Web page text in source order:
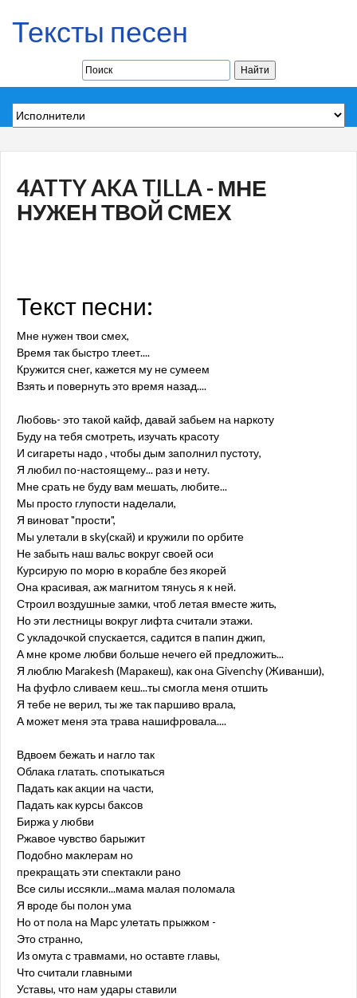
Тексты песен
4ATTY AKA TILLA - МНЕ
НУЖЕН ТВОЙ СМЕХ
Текст песни:
Мне нужен твои смех,
Время так быстро тлеет....
Кружится снег, кажется му не сумеем
Взять и повернуть это время назад....
Любовь- это такой кайф, давай забьем на наркоту
Буду на тебя смотреть, изучать красоту
И сигареты надо , чтобы дым заполнил пустоту,
Я любил по-настоящему... раз и нету.
Мне срать не буду вам мешать, любите...
Мы просто глупости наделали,
Я виноват "прости",
Мы улетали в sky(скай) и кружили по орбите
Не забыть наш вальс вокруг своей оси
Курсирую по морю в корабле без якорей
Она красивая, аж магнитом тянусь я к ней.
Строил воздушные замки, чтоб летая вместе жить,
Но эти лестницы вокруг лифта считали этажи.
С укладочкой спускается, садится в папин джип,
А мне кроме любви больше нечего ей предложить...
Я люблю Marakesh (Маракеш), как она Givenchy (Живанши),
На фуфло сливаем кеш...ты смогла меня отшить
Я тебе не верил, ты же так паршиво врала,
А может меня эта трава нашифровала....
Вдвоем бежать и нагло так
Облака глатать. спотыкаться
Падать как акции на части,
Падать как курсы баксов
Биржа у любви
Ржавое чувство барыжит
Подобно маклерам но
прекращать эти спектакли рано
Все силы иссякли...мама малая поломала
Я вроде бы полон ума
Но от пола на Марс улетать прыжком -
Это странно,
Из омута с травмами, но оставте главы,
Что считали главными
Уставы, что нам удары ставили